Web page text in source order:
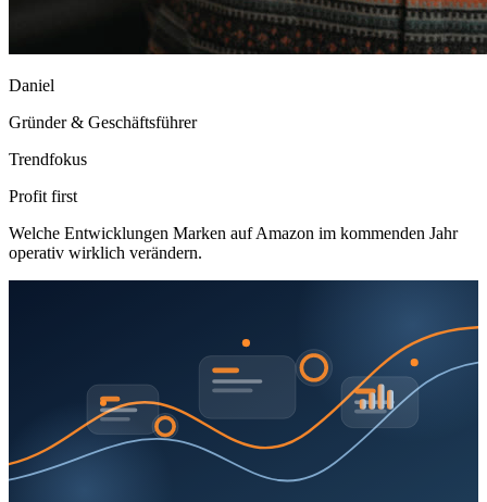
Daniel
Gründer & Geschäftsführer
Trendfokus
Profit first
Welche Entwicklungen Marken auf Amazon im kommenden Jahr
operativ wirklich verändern.